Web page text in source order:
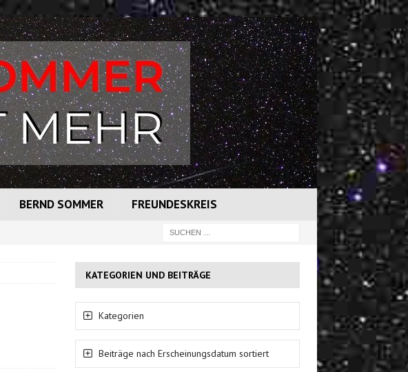
BERND SOMMER FREUNDESKREIS
KATEGORIEN UND BEITRÄGE
Kategorien
Beiträge nach Erscheinungsdatum sortiert